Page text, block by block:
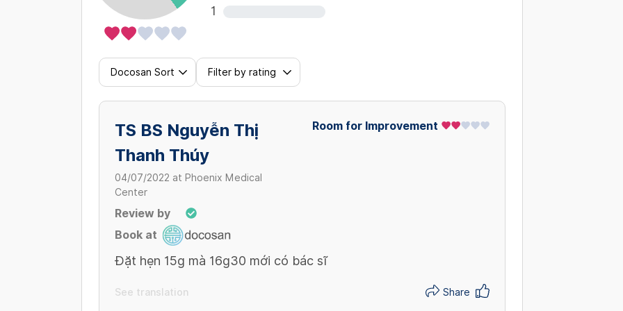
1
Docosan Sort Filter by rating
TS BS Nguyễn Thị
Thanh Thúy
04/07/2022 at Phoenix Medical
Center
Review by
Book at
Room for Improvement
Đặt hẹn 15g mà 16g30 mới có bác sĩ
See translation Share